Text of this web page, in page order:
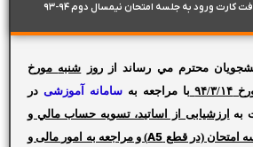
کارت ورود به جلسه امتحان نیمسال دوم ۹۴-۹۳
محترم مي رساند از روز شنبه مورخ
۳/۱۴ با مراجعه بهسامانه آموزشی در
به ارزشیابی از اساتید، تسويه حساب مالي و
امتحان (در قطع A5) و مراجعه به امور مالی و